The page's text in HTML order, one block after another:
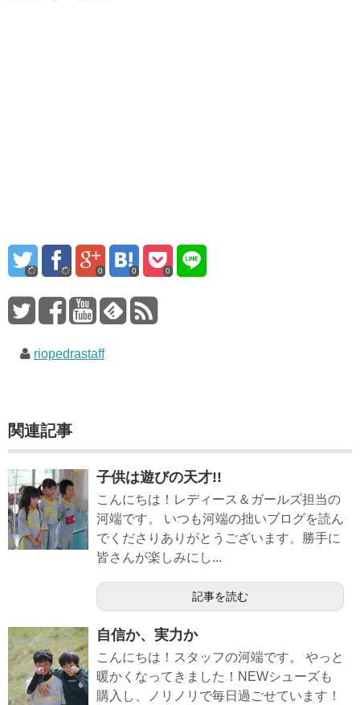
0 0 0
riopedrastaff
関連記事
子供は遊びの天才!!
こんにちは！レディース＆ガールズ担当の
河端です。 いつも河端の拙いブログを読ん
でくださりありがとうございます。勝手に
皆さんが楽しみにし...
記事を読む
自信か、実力か
こんにちは！スタッフの河端です。 やっと
暖かくなってきました！NEWシューズも
購入し、ノリノリで毎日過ごせています！